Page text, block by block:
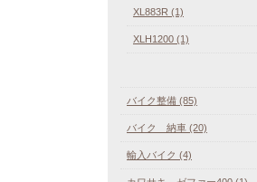
XL883R (1)
XLH1200 (1)
バイク整備 (85)
バイク 納車 (20)
輸入バイク (4)